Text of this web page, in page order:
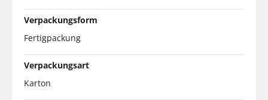
Verpackungsform
Fertigpackung
Verpackungsart
Karton